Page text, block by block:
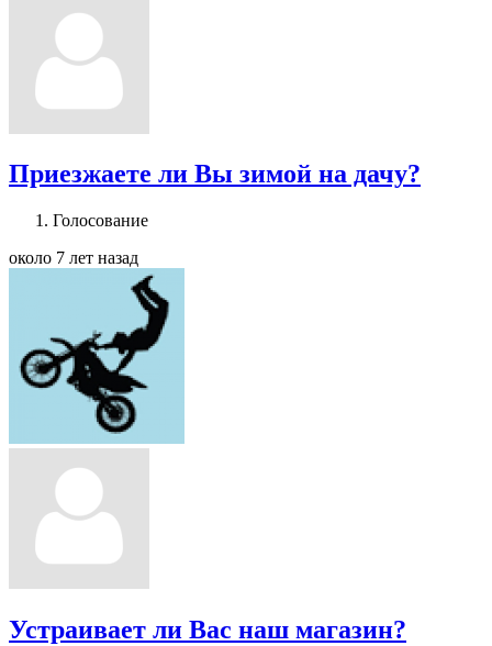
Приезжаете ли Вы зимой на дачу?
Голосование
около 7 лет назад
Устраивает ли Вас наш магазин?